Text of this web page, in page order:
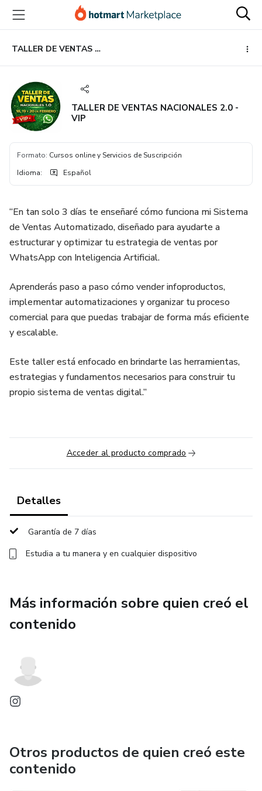
principal
página
de
página
TALLER DE VENTAS NACIONALES 2.0 - VIP
TALLER DE VENTAS NACIONALES 2.0 -
VIP
Formato: Cursos online y Servicios de Suscripción
Idioma: Español
“En tan solo 3 días te enseñaré cómo funciona mi Sistema
de Ventas Automatizado, diseñado para ayudarte a
estructurar y optimizar tu estrategia de ventas por
WhatsApp con Inteligencia Artificial.
Aprenderás paso a paso cómo vender infoproductos,
implementar automatizaciones y organizar tu proceso
comercial para que puedas trabajar de forma más eficiente
y escalable.
Este taller está enfocado en brindarte las herramientas,
estrategias y fundamentos necesarios para construir tu
propio sistema de ventas digital.”
Acceder al producto comprado
Detalles
Garantía de 7 días
Estudia a tu manera y en cualquier dispositivo
Más información sobre quien creó el
contenido
Otros productos de quien creó este
contenido